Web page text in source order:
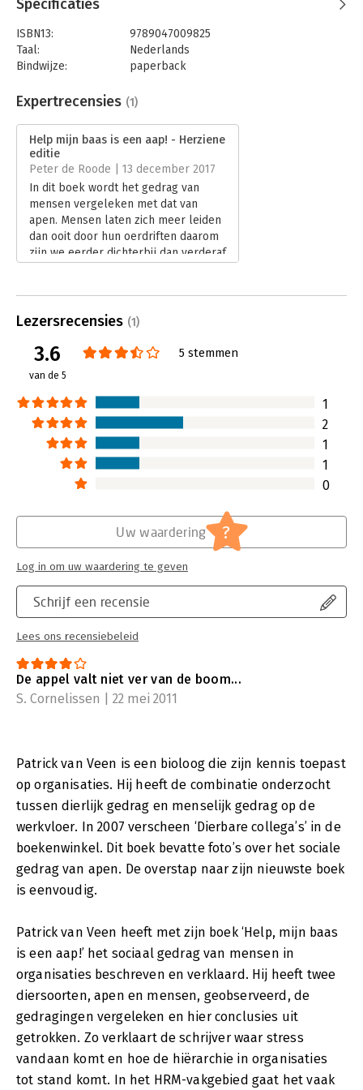
Specificaties
ISBN13:
9789047009825
Taal:
Nederlands
Bindwijze:
paperback
Uitgever:
Business Contact
Verschijningsdatum:
Hoofdrubriek: Organisatiekunde
Expertrecensies (1)
Help mijn baas is een aap! - Herziene
editie
Peter de Roode | 13 december 2017
In dit boek wordt het gedrag van
mensen vergeleken met dat van
apen. Mensen laten zich meer leiden
dan ooit door hun oerdriften daarom
zijn we eerder dichterbij dan verderaf
Lezersrecensies (1)
3.6
van de 5
5 stemmen
1
2
1
1
0
Schrijf een recensie
Lees ons recensiebeleid
Uw waardering ?
Log in om uw waardering te geven
De appel valt niet ver van de boom...
S. Cornelissen | 22 mei 2011
Patrick van Veen is een bioloog die zijn kennis toepast
op organisaties. Hij heeft de combinatie onderzocht
tussen dierlijk gedrag en menselijk gedrag op de
werkvloer. In 2007 verscheen ‘Dierbare collega’s’ in de
boekenwinkel. Dit boek bevatte foto’s over het sociale
gedrag van apen. De overstap naar zijn nieuwste boek
is eenvoudig.
Patrick van Veen heeft met zijn boek ‘Help, mijn baas
is een aap!’ het sociaal gedrag van mensen in
organisaties beschreven en verklaard. Hij heeft twee
diersoorten, apen en mensen, geobserveerd, de
gedragingen vergeleken en hier conclusies uit
getrokken. Zo verklaart de schrijver waar stress
vandaan komt en hoe de hiërarchie in organisaties
tot stand komt. In het HRM-vakgebied gaat het vaak